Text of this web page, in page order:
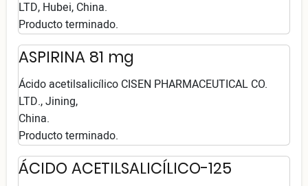
LTD, Hubei, China.
Producto terminado.
ASPIRINA 81 mg
Ácido acetilsalicílico CISEN PHARMACEUTICAL CO.
LTD., Jining,
China.
Producto terminado.
ÁCIDO ACETILSALICÍLICO-125